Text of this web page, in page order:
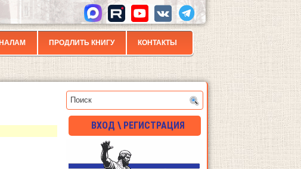
ПРОДЛИТЬ КНИГУ КОНТАКТЫ
ВХОД \ РЕГИСТРАЦИЯ